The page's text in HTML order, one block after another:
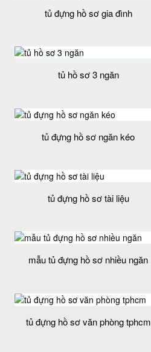
tủ đựng hồ sơ gia đình
tủ hồ sơ 3 ngăn
tủ đựng hồ sơ ngăn kéo
tủ đựng hồ sơ tài liệu
mẫu tủ đựng hồ sơ nhiều ngăn
tủ đựng hồ sơ văn phòng tphcm